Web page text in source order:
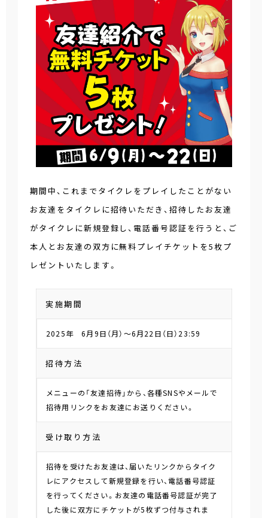
期間中、これまでタイクレをプレイしたことがない
お友達をタイクレに招待いただき、招待したお友達
がタイクレに新規登録し、電話番号認証を行うと、ご
本人とお友達の双方に無料プレイチケットを5枚プ
レゼントいたします。
実施期間
2025年 6月9日（月）～6月22日（日）23:59
招待方法
メニューの「友達招待」から、各種SNSやメールで
招待用リンクをお友達にお送りください。
受け取り方法
招待を受けたお友達は、届いたリンクからタイク
レにアクセスして新規登録を行い、電話番号認証
を行ってください。お友達の電話番号認証が完了
した後に双方にチケットが5枚ずつ付与されま